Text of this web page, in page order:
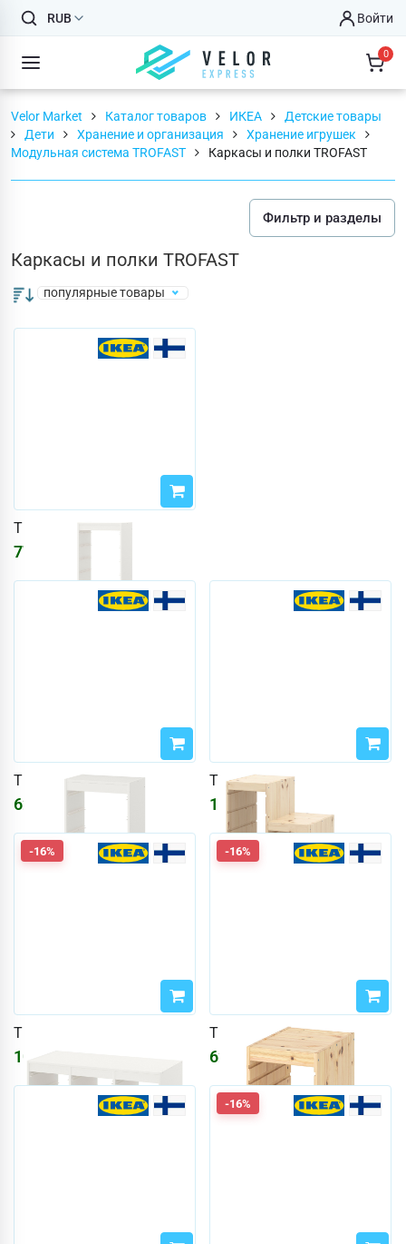
RUB Войти
0
Velor Market Каталог товаров ИКЕА
Детские товары
Дети
Хранение и организация
Хранение игрушек
Модульная система TROFAST
Каркасы и полки TROFAST
Фильтр и разделы
Каркасы и полки TROFAST
популярные товары
TROFAST
7789
TROFAST
6231
TROFAST
15426
-16%
TROFAST
10752
-16%
TROFAST
6231 ₽7437₽
-16%